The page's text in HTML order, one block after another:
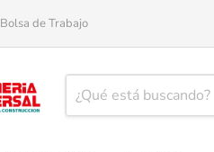
Bolsa de Trabajo